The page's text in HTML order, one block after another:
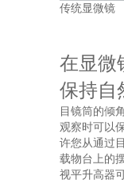
传统
在显微
保持自
目镜筒的倾
观察时可以
许您从通过
载物台上的
视平升高器